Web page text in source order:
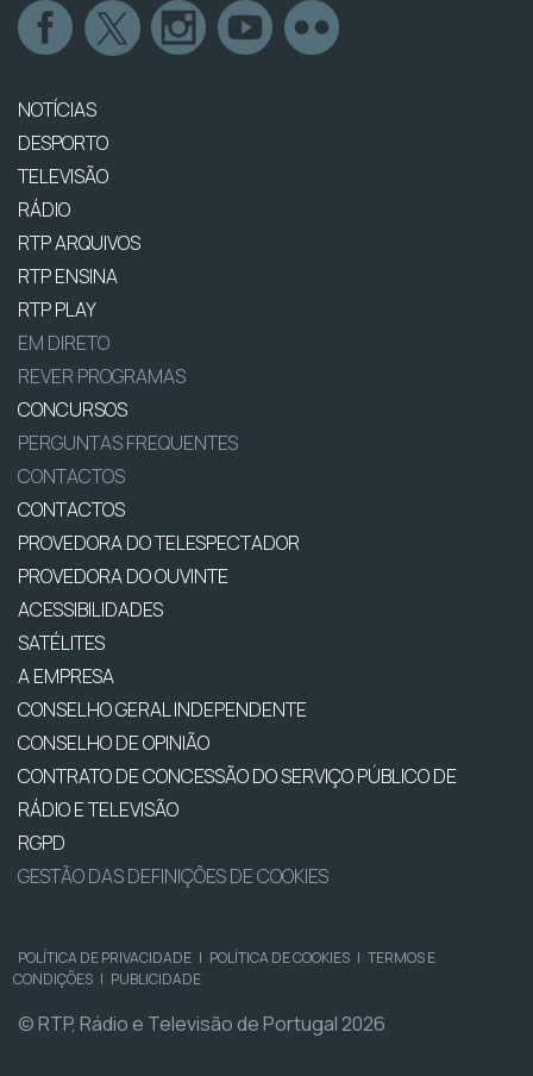
NOTÍCIAS
DESPORTO
TELEVISÃO
RÁDIO
RTP ARQUIVOS
RTP ENSINA
RTP PLAY
EM DIRETO
REVER PROGRAMAS
CONCURSOS
PERGUNTAS FREQUENTES
CONTACTOS
CONTACTOS
PROVEDORA DO TELESPECTADOR
PROVEDORA DO OUVINTE
ACESSIBILIDADES
SATÉLITES
A EMPRESA
CONSELHO GERAL INDEPENDENTE
CONSELHO DE OPINIÃO
CONTRATO DE CONCESSÃO DO SERVIÇO PÚBLICO DE
RÁDIO E TELEVISÃO
RGPD
GESTÃO DAS DEFINIÇÕES DE COOKIES
POLÍTICA DE PRIVACIDADE | POLÍTICA DE COOKIES | TERMOS E
CONDIÇÕES | PUBLICIDADE
© RTP, Rádio e Televisão de Portugal 2026